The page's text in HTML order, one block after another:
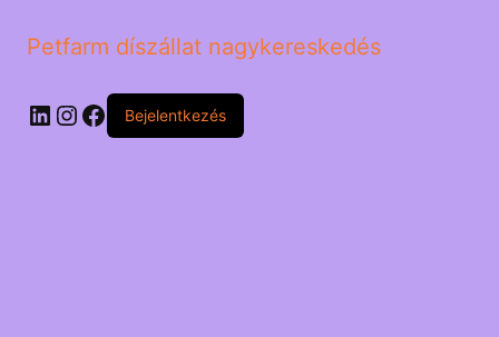
Petfarm díszállat nagykereskedés
LinkedIn
Instagram
Facebook
Bejelentkezés